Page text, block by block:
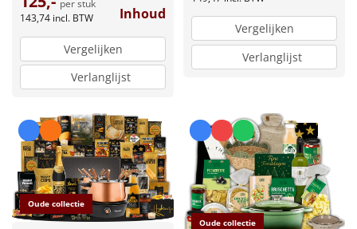
per stuk
143,74 incl. BTW Inhoud
Vergelijken
Verlanglijst
Vergelijken
Verlanglijst
Oude collectie
Oude collectie